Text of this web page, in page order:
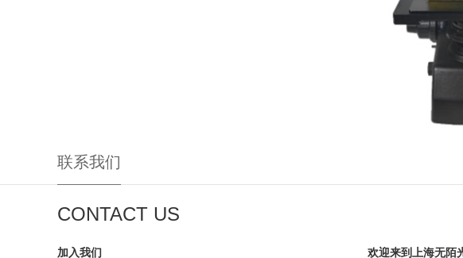
联系我们
CONTACT US
加入我们 欢迎来到上海无陌